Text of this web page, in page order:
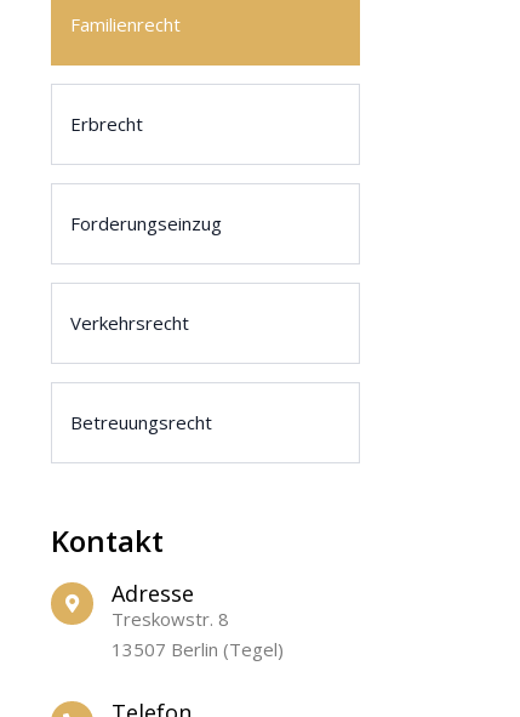
Familienrecht
Erbrecht
Forderungseinzug
Verkehrsrecht
Betreuungsrecht
Kontakt
Adresse
Treskowstr. 8
13507 Berlin (Tegel)